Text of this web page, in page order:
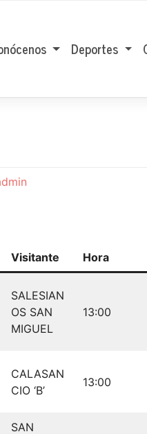
Deportes
Visitante Hora
SALESIAN
OS SAN
MIGUEL
13:00
CALASAN
CIO ‘B’
13:00
SAN